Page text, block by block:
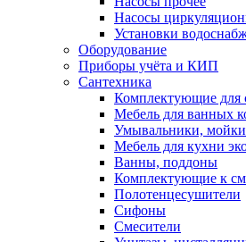
Насосы
Установки
Оборудование
Приборы учёта и КИП
Сантехника
Комплектующие для
Мебель для ванных
Умывальники, мойки
Мебель для кухни
Ванны, поддоны
Комплектующие к
Полотенцесушители
Сифоны
Смесители